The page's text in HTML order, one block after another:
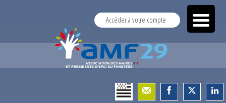
Accéder à votre compte